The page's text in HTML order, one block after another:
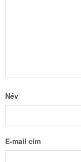
Név
E-mail cím